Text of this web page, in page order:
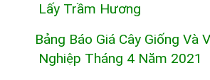
Lấy Trầm Hương
Bảng Báo Giá Cây Giống Và
Nghiệp Tháng 4 Năm 2021